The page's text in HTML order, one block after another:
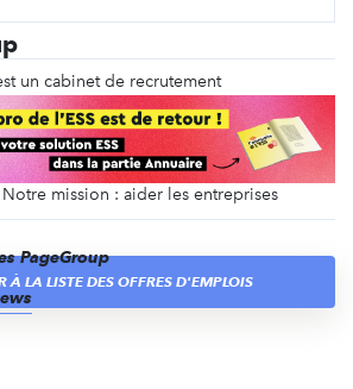
un cabinet de recrutement
plus de 40 ans dans le
CDI, en intérim, en management de
que du recrutement de dirigeants et
volumiques, en France et à
mission : aider les entreprises
PageGroup
À LA LISTE DES OFFRES D'EMPLOIS